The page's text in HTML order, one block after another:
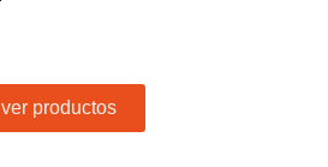
ver productos